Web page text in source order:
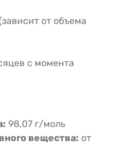
от объема
с момента
98,07 г/моль
вещества: от